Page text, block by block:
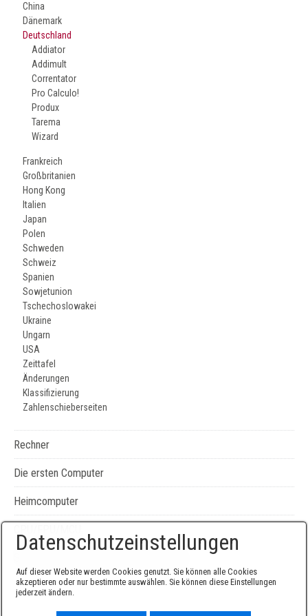
China
Dänemark
Deutschland
Addiator
Addimult
Correntator
Pro Calculo!
Produx
Tarema
Wizard
Frankreich
Großbritanien
Hong Kong
Italien
Japan
Polen
Schweden
Schweiz
Spanien
Sowjetunion
Tschechoslowakei
Ukraine
Ungarn
USA
Zeittafel
Änderungen
Klassifizierung
Zahlenschieberseiten
Rechner
Die ersten Computer
Heimcomputer
Datenschutzeinstellungen
Auf dieser Website werden Cookies genutzt. Sie können alle Cookies
akzeptieren oder nur bestimmte auswählen. Sie können diese Einstellungen
jederzeit ändern.